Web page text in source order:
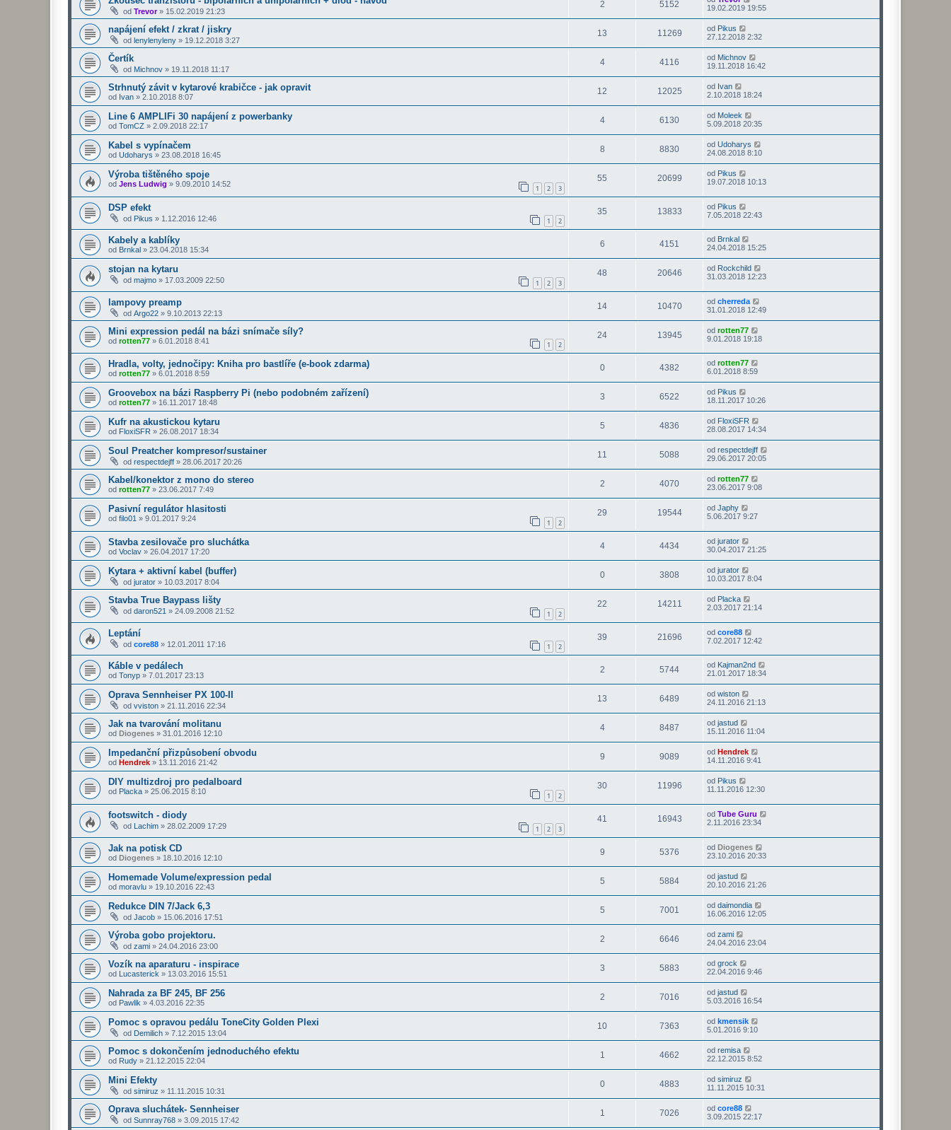
od Trevor» 15.02.2019 21:23
2 5152
19.02.2019 19:55
napájení efekt / zkrat / jiskry
od lenylenyleny » 19.12.2018 3:27
13 11269 od Pikus
27.12.2018 2:32
Čertík
od Michnov » 19.11.2018 11:17
4 4116 od Michnov
19.11.2018 16:42
Strhnutý závit v kytarové krabičce - jak opravit
od Ivan » 2.10.2018 8:07
12 12025 od Ivan
2.10.2018 18:24
Line 6 AMPLIFi 30 napájení z powerbanky
od TomCZ » 2.09.2018 22:17
4 6130 od Moleek
5.09.2018 20:35
Kabel s vypínačem
od Udoharys » 23.08.2018 16:45
8 8830 od Udoharys
24.08.2018 8:10
Výroba tištěného spoje
od Jens Ludwig » 9.09.2010 14:52 1 2 3
55 20699 od Pikus
19.07.2018 10:13
DSP efekt
od Pikus » 1.12.2016 12:46 1 2
35 13833 od Pikus
7.05.2018 22:43
Kabely a kablíky
od Brnkal » 23.04.2018 15:34
6 4151 od Brnkal
24.04.2018 15:25
stojan na kytaru
od majmo » 17.03.2009 22:50 1 2 3
48 20646 od Rockchild
31.03.2018 12:23
lampovy preamp
od Argo22 » 9.10.2013 22:13
14 10470 od cherreda
31.01.2018 12:49
Mini expression pedál na bázi snímače síly?
od rotten77 » 6.01.2018 8:41 1 2
24 13945 od rotten77
9.01.2018 19:18
Hradla, volty, jednočipy: Kniha pro bastlíře (e-book zdarma)
od rotten77 » 6.01.2018 8:59
0 4382 od rotten77
6.01.2018 8:59
Groovebox na bázi Raspberry Pi (nebo podobném zařízení)
od rotten77 » 16.11.2017 18:48
3 6522 od Pikus
18.11.2017 10:26
Kufr na akustickou kytaru
od FloxiSFR » 26.08.2017 18:34
5 4836 od FloxiSFR
28.08.2017 14:34
Soul Preatcher kompresor/sustainer
od respectdejff » 28.06.2017 20:26
11 5088 od respectdejff
29.06.2017 20:05
Kabel/konektor z mono do stereo
od rotten77 » 23.06.2017 7:49
2 4070 od rotten77
23.06.2017 9:08
Pasivní regulátor hlasitosti
od filo01 » 9.01.2017 9:24 1 2
29 19544 od Japhy
5.06.2017 9:27
Stavba zesilovače pro sluchátka
od Voclav » 26.04.2017 17:20
4 4434 od jurator
30.04.2017 21:25
Kytara + aktivní kabel (buffer)
od jurator » 10.03.2017 8:04
0 3808 od jurator
10.03.2017 8:04
Stavba True Baypass lišty
od daron521 » 24.09.2008 21:52 1 2
22 14211 od Placka
2.03.2017 21:14
Leptání
od core88 » 12.01.2011 17:16 1 2
39 21696 od core88
7.02.2017 12:42
Káble v pedálech
od Tonyp » 7.01.2017 23:13
2 5744 od Kajman2nd
21.01.2017 18:34
Oprava Sennheiser PX 100-II
od vviston » 21.11.2016 22:34
13 6489 od wiston
24.11.2016 21:13
Jak na tvarování molitanu
od Diogenes » 31.01.2016 12:10
4 8487 od jastud
15.11.2016 11:04
Impedanční přizpůsobení obvodu
od Hendrek » 13.11.2016 21:42
9 9089 od Hendrek
14.11.2016 9:41
DIY multizdroj pro pedalboard
od Placka » 25.06.2015 8:10 1 2
30 11996 od Pikus
11.11.2016 12:30
footswitch - diody
od Lachim » 28.02.2009 17:29 1 2 3
41 16943 od Tube Guru
2.11.2016 23:34
Jak na potisk CD
od Diogenes » 18.10.2016 12:10
9 5376 od Diogenes
23.10.2016 20:33
Homemade Volume/expression pedal
od moravlu » 19.10.2016 22:43
5 5884 od jastud
20.10.2016 21:26
Redukce DIN 7/Jack 6,3
od Jacob » 15.06.2016 17:51
5 7001 od daimondia
16.06.2016 12:05
Výroba gobo projektoru.
od zami » 24.04.2016 23:00
2 6646 od zami
24.04.2016 23:04
Vozík na aparaturu - inspirace
od Lucasterick » 13.03.2016 15:51
3 5883 od grock
22.04.2016 9:46
Nahrada za BF 245, BF 256
od Pawlik » 4.03.2016 22:35
2 7016 od jastud
5.03.2016 16:54
Pomoc s opravou pedálu ToneCity Golden Plexi
od Demilich » 7.12.2015 13:04
10 7363 od kmensik
5.01.2016 9:10
Pomoc s dokončením jednoduchého efektu
od Rudy » 21.12.2015 22:04
1 4662 od remisa
22.12.2015 8:52
Mini Efekty
od simiruz » 11.11.2015 10:31
0 4883 od simiruz
11.11.2015 10:31
Oprava sluchátek- Sennheiser
od Sunnray768 » 3.09.2015 17:42
1 7026 od core88
3.09.2015 22:17